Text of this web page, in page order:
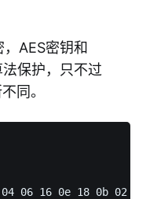
AES密钥和
保护，只不过
同。
04 06 16 0e 18